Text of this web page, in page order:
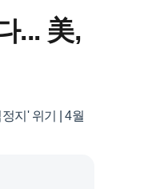
... 美,
지' 위기 | 4월